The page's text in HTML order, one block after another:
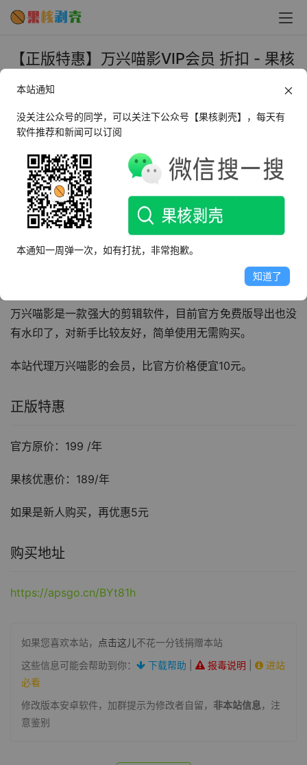
【正版特惠】万兴喵影VIP会员 折扣 - 果核
2022年4月8日 下午3:24 正版特惠
万兴喵影是一款强大的剪辑软件，目前官方免费版导出也没
有水印了，对新手比较友好，简单使用无需购买。
本站代理万兴喵影的会员，比官方价格便宜10元。
正版特惠
官方原价：199 /年
果核优惠价：189/年
如果是新人购买，再优惠5元
购买地址
https://apsgo.cn/BYt81h
如果您喜欢本站， 点击这儿不花一分钱捐赠本站
这些信息可能会帮助到你：
下载帮助 报毒说明
进站
必看
修改版本安卓软件，加群提示为修改者自留， 非本站信息，注
意鉴别
本站通知
没关注公众号的同学，可以关注下公众号【果核剥壳】，每天有
软件推荐和新闻可以订阅
本通知一周弹一次，如有打扰，非常抱歉。
知道了